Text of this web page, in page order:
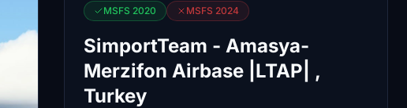
MSFS 2020 MSFS 2024
SimportTeam - Amasya-
Merzifon Airbase |LTAP| ,
Turkey